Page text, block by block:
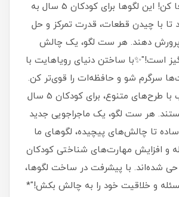
خلاقیتت را شکوفا کن! این لگوها برای کودکان 5 سال به
تا با چیدن قطعات، قدرت تمرکز و حل
پرورش دهند. هر ست لگو، یک چالش
است!"✨با ساختن دنیای رویاهایت با
سرگرم شو و حافظه‌ات را قوی‌تر کن.
این لگوهای جذاب با طرح‌های متنوع، برای کودکان 5 سال
هر ست لگو، یک ماجراجویی جدید
تا چالش‌های پیچیده، لگوهای ما
و افزایش مهارت‌های شناختی کودکان
شده‌اند. با پیشرفت در ساخت لگوها،
و خلاقیت خود را به چالش بکش!"*